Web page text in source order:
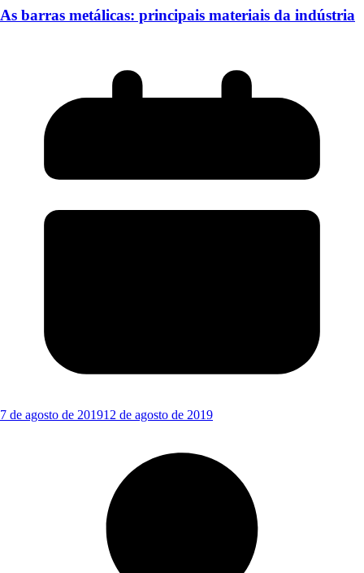
As barras metálicas: principais materiais da indústria
7 de agosto de 201912 de agosto de 2019